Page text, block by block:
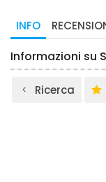
INFO
Informazioni su
Ricerca